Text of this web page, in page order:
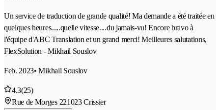
Un service de traduction de grande qualité! Ma demande a été traitée en
quelques heures.....quelle vitesse....du jamais-vu! Encore bravo à
l'équipe d'ABC Translation et un grand merci! Meilleures salutations,
FlexSolution - Mikhail Souslov
Feb. 2023• Mikhail Souslov
4.3(25)
Rue de Morges 221023 Crissier